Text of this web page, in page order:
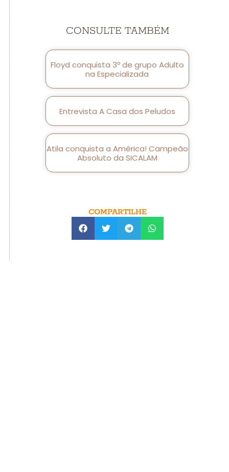
CONSULTE TAMBÉM
Floyd conquista 3º de grupo Adulto
na Especializada
Entrevista A Casa dos Peludos
Atila conquista a América! Campeão
Absoluto da SICALAM
COMPARTILHE